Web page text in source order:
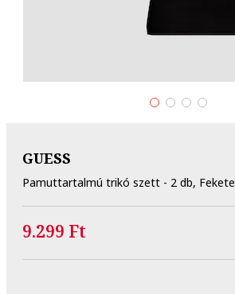
GUESS
Pamuttartalmú trikó szett - 2 db, Fekete
9.299 Ft